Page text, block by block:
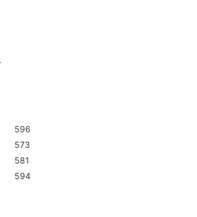
596
573
581
594